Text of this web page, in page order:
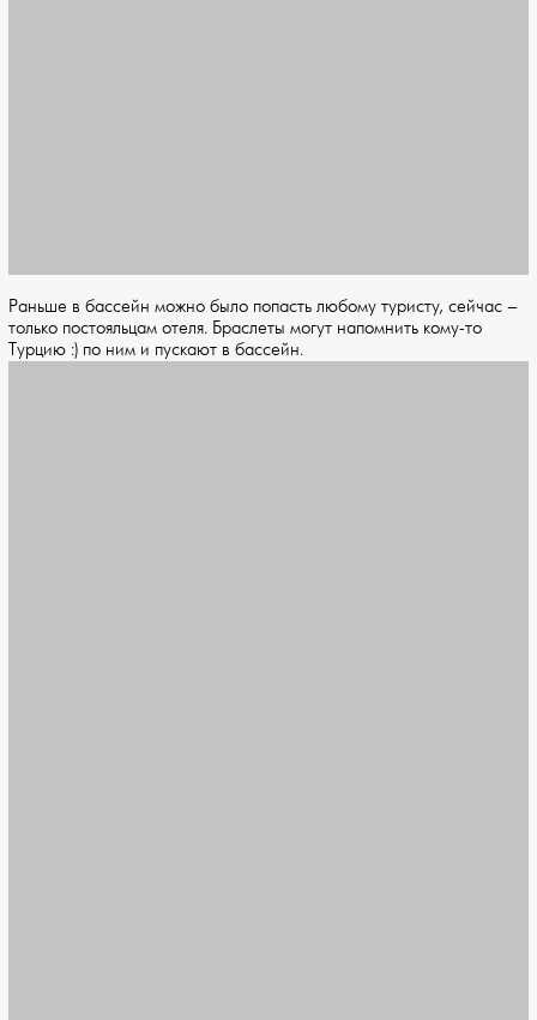
Раньше в бассейн можно было попасть любому туристу, сейчас –
только постояльцам отеля. Браслеты могут напомнить кому-то
Турцию :) по ним и пускают в бассейн.